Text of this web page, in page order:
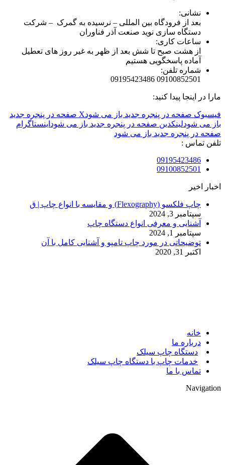
نشانی:
بعد از فرودگاه بین المللی – نرسیده به گمرک – شرکت
دستگاه سازی نوید صنعت آذر فناوران
ساعات کاری:
از هشت صبح تا شش بعد از ظهر به غیر روز های تعطیل
آماده پاسخگویی هستیم
شماره تلفن:
09100852501 09195423486
مارا در اینجا پیدا کنید:
فیسبوک صفحه در پنجره جدید باز می شود
X صفحه در پنجره جدید
باز می شودلینکدین صفحه در پنجره جدید باز می شود اینستاگرام
صفحه در پنجره جدید باز می شود
تلفن تماس :
09195423486
09100852501
اخبار اخیر
چاپ فلکسو (Flexography) و مقایسه با انواع چاپ | ق
سپتامبر 3, 2024
آشنایی و معرفی انواع دستگاه چاپ
سپتامبر 1, 2024
توضیحاتی در مورد چاپ تامپو و آشنایی کامل با آن
اکتبر 31, 2020
خانه
درباره ما
دستگاه چاپ سیلک
خدمات چاپ با دستگاه چاپ سیلک
تماس با ما
Navigation